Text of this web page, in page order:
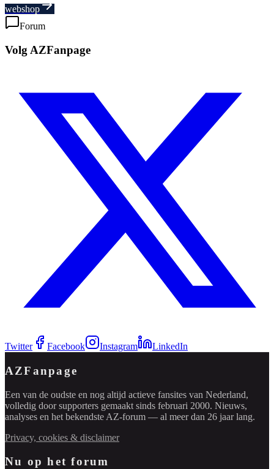
webshop
Forum
Volg AZFanpage
Twitter Facebook Instagram LinkedIn
AZFanpage
Een van de oudste en nog altijd actieve fansites van Nederland,
volledig door supporters gemaakt sinds februari 2000. Nieuws,
analyses en het bekendste AZ-forum — al meer dan 26 jaar lang.
Privacy, cookies & disclaimer
Nu op het forum